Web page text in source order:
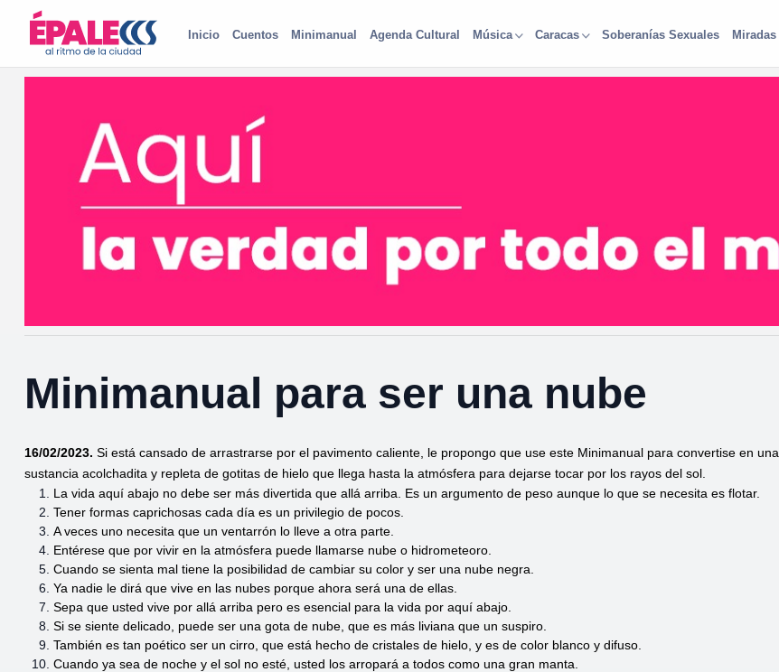
Inicio Cuentos Minimanual Agenda Cultural Música Caracas Soberanías Sexuales Miradas
Minimanual para ser una nube
16/02/2023. Si está cansado de arrastrarse por el pavimento caliente, le propongo que use este Minimanual para convertise en una
sustancia acolchadita y repleta de gotitas de hielo que llega hasta la atmósfera para dejarse tocar por los rayos del sol.
La vida aquí abajo no debe ser más divertida que allá arriba. Es un argumento de peso aunque lo que se necesita es flotar.
Tener formas caprichosas cada día es un privilegio de pocos.
A veces uno necesita que un ventarrón lo lleve a otra parte.
Entérese que por vivir en la atmósfera puede llamarse nube o hidrometeoro.
Cuando se sienta mal tiene la posibilidad de cambiar su color y ser una nube negra.
Ya nadie le dirá que vive en las nubes porque ahora será una de ellas.
Sepa que usted vive por allá arriba pero es esencial para la vida por aquí abajo.
Si se siente delicado, puede ser una gota de nube, que es más liviana que un suspiro.
También es tan poético ser un cirro, que está hecho de cristales de hielo, y es de color blanco y difuso.
Cuando ya sea de noche y el sol no esté, usted los arropará a todos como una gran manta.